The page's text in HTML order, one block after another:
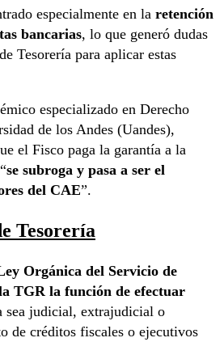
especialmente en la retención
bancarias, lo que generó dudas
Tesorería para aplicar estas
especializado en Derecho
de los Andes (Uandes),
el Fisco paga la garantía a la
se subroga y pasa a ser el
del CAE”.
Tesorería
Orgánica del Servicio de
TGR la función de efectuar
sea judicial, extrajudicial o
de créditos fiscales o ejecutivos